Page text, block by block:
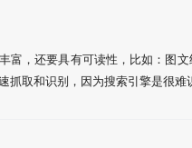
富，还要具有可读性，比如：图
抓取和识别，因为搜索引擎是